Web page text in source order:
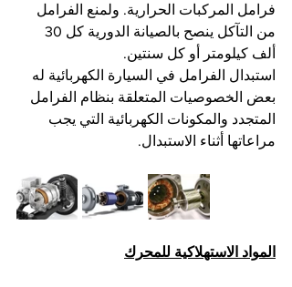
فرامل المركبات الحرارية. ولمنع الفرامل
ألف كيلومتر أو كل سنتين.
استبدال الفرامل في السيارة الكهربائية له
بعض الخصوصيات المتعلقة بنظام الفرامل
المتجدد والمكونات الكهربائية التي يجب
مراعاتها أثناء الاستبدال.
المواد الاستهلاكية للمحرك